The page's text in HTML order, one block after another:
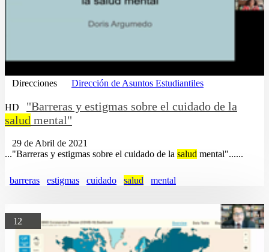
Direcciones Dirección de Asuntos Estudiantiles
HD
"Barreras y estigmas sobre el cuidado de la
salud mental"
29 de Abril de 2021
..."Barreras y estigmas sobre el cuidado de la salud mental"......
barreras estigmas cuidado salud mental
12